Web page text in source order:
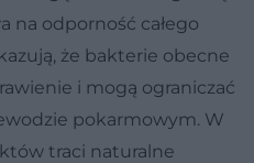
na odporność całego
że bakterie obecne
i mogą ograniczać
pokarmowym. W
traci naturalne